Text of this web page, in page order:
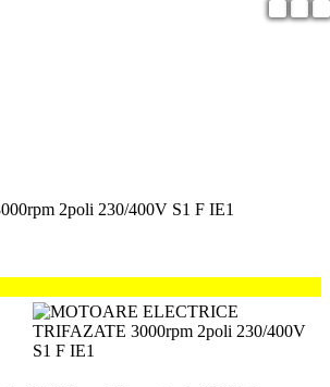
2poli 230/400V S1 F IE1